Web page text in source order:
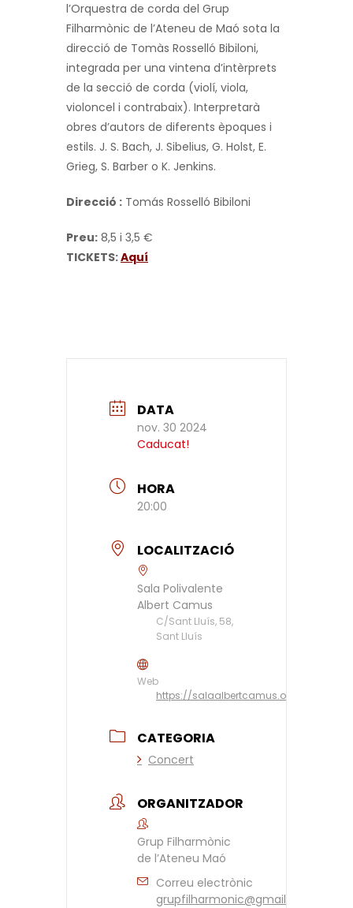
l’Orquestra de corda del Grup
Filharmònic de l’Ateneu de Maó sota la
direcció de Tomàs Rosselló Bibiloni,
integrada per una vintena d’intèrprets
de la secció de corda (violí, viola,
violoncel i contrabaix). Interpretarà
obres d’autors de diferents èpoques i
estils. J. S. Bach, J. Sibelius, G. Holst, E.
Grieg, S. Barber o K. Jenkins.
Direcció : Tomás Rosselló Bibiloni
Preu: 8,5 i 3,5 €
TICKETS:Aquí
DATA
nov. 30 2024
Caducat!
HORA
20:00
LOCALITZACIÓ
Sala Polivalente
Albert Camus
C/Sant Lluís, 58,
Sant Lluís
Web
https://salaalbertcamus.org/
CATEGORIA
Concert
ORGANITZADOR
Grup Filharmònic
de l’Ateneu Maó
Correu electrònic
grupfilharmonic@gmail.com